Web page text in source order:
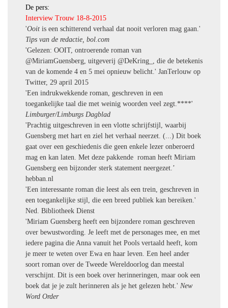
De pers:
Interview Trouw 18-8-2015
'Ooit is een schitterend verhaal dat nooit verloren mag gaan.'
Tips van de redactie, bol.com
'Gelezen: OOIT, ontroerende roman van
@MiriamGuensberg, uitgeverij @DeKring_, die de betekenis
van de komende 4 en 5 mei opnieuw belicht.' JanTerlouw op
Twitter, 29 april 2015
'Een indrukwekkende roman, geschreven in een
toegankelijke taal die met weinig woorden veel zegt.****'
Limburger/Limburgs Dagblad
'Prachtig uitgeschreven in een vlotte schrijfstijl, waarbij
Guensberg met hart en ziel het verhaal neerzet. (...) Dit boek
gaat over een geschiedenis die geen enkele lezer onberoerd
mag en kan laten. Met deze pakkende roman heeft Miriam
Guensberg een bijzonder sterk statement neergezet.’
hebban.nl
'Een interessante roman die leest als een trein, geschreven in
een toegankelijke stijl, die een breed publiek kan bereiken.'
Ned. Bibliotheek Dienst
'Miriam Guensberg heeft een bijzondere roman geschreven
over bewustwording. Je leeft met de personages mee, en met
iedere pagina die Anna vanuit het Pools vertaald heeft, kom
je meer te weten over Ewa en haar leven. Een heel ander
soort roman over de Tweede Wereldoorlog dan meestal
verschijnt. Dit is een boek over herinneringen, maar ook een
boek dat je je zult herinneren als je het gelezen hebt.' New
Word Order